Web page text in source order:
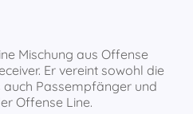
Mischung aus Offense
Er vereint sowohl die
Passempfänger und
Offense Line.